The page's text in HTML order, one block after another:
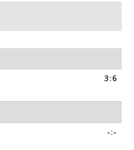
3:6
-:-